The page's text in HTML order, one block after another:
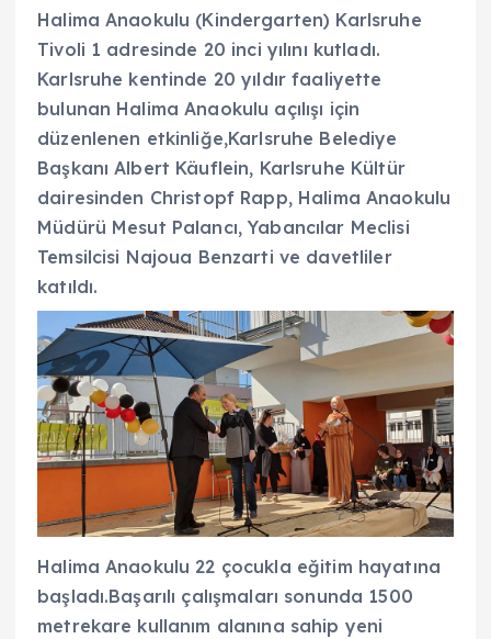
Halima Anaokulu (Kindergarten) Karlsruhe
Tivoli 1 adresinde 20 inci yılını kutladı.
Karlsruhe kentinde 20 yıldır faaliyette
bulunan Halima Anaokulu açılışı için
düzenlenen etkinliğe,Karlsruhe Belediye
Başkanı Albert Käuflein, Karlsruhe Kültür
dairesinden Christopf Rapp, Halima Anaokulu
Müdürü Mesut Palancı, Yabancılar Meclisi
Temsilcisi Najoua Benzarti ve davetliler
katıldı.
Halima Anaokulu 22 çocukla eğitim hayatına
başladı.Başarılı çalışmaları sonunda 1500
metrekare kullanım alanına sahip yeni